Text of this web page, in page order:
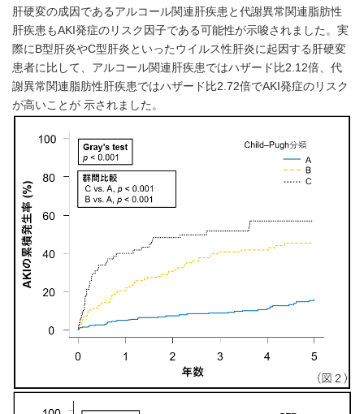
肝硬変の成因であるアルコール関連肝疾患と代謝異常関連脂肪性
肝疾患もAKI発症のリスク因子である可能性が示唆されました。実
際にB型肝炎やC型肝炎といったウイルス性肝炎に起因する肝硬変
患者に比して、アルコール関連肝疾患ではハザード比2.12倍、代
謝異常関連脂肪性肝疾患ではハザード比2.72倍でAKI発症のリスク
が高いことが 示されました。